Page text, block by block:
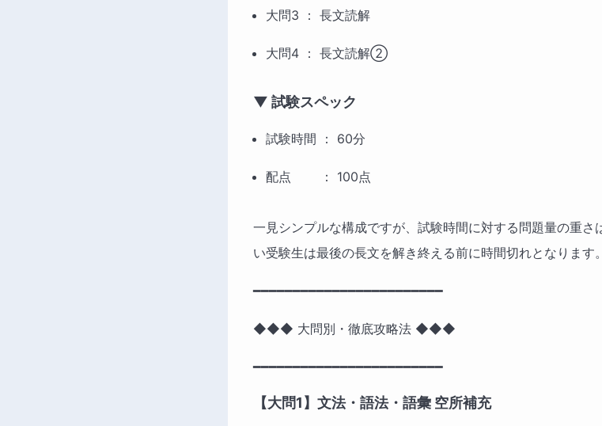
大問3 ： 長文読解
大問4 ： 長文読解②
▼ 試験スペック
試験時間 ： 60分
配点　　 ： 100点
一見シンプルな構成ですが、試験時間に対する問題量の重
い受験生は最後の長文を解き終える前に時間切れとなります。
━━━━━━━━━━━━━━━━━━━━━━━━
◆◆◆ 大問別・徹底攻略法 ◆◆◆
━━━━━━━━━━━━━━━━━━━━━━━━
【大問1】文法・語法・語彙 空所補充